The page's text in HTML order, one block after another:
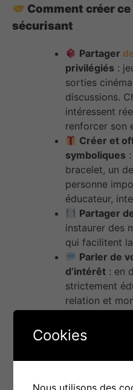
Comment créer
sécurisant
Partager
privilégiés :
sorties
discussions.
intéressent
renforcer son
Créer et
symboliques
bracelet, un
personne
éducateur,
Partager
instaurer des
qui facilitent
Parler de
d’intérêt : en
strictement
relation et
Prendre le
brusquer les
silences, et
Cookies
Nous utilisons des